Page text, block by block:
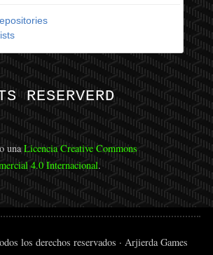
RESERVERD
unaLicencia Creative Commons
4.0 Internacional.
los derechos reservados · Arjierda Games